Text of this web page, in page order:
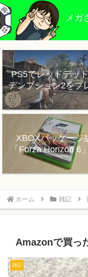
メガ
PS5でレッドデッ
デンプション2をプ
した感想
XBOXパッケージ
「Forza Horizon 6
レイレビュー
ホーム 雑記
Amazonで買っ
雑記